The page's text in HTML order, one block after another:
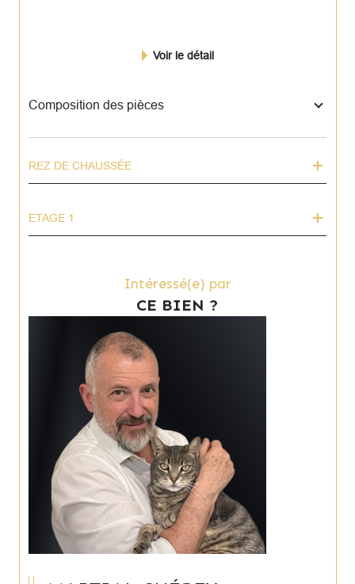
Voir le détail
Composition des pièces
REZ DE CHAUSSÉE
ETAGE 1
Intéressé(e) par
CE BIEN ?